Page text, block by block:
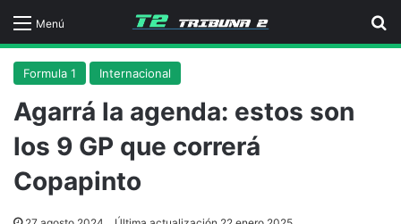
Menú
Formula 1 Internacional
Agarrá la agenda: estos son
los 9 GP que correrá
Copapinto